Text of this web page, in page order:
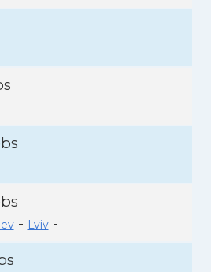
- Lviv-